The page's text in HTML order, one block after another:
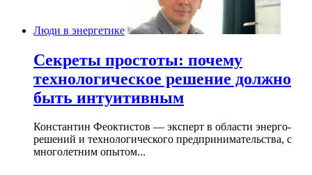
Люди в энергетике
Секреты простоты: почему
технологическое решение должно
быть интуитивным
Константин Феоктистов — эксперт в области энерго-
решений и технологического предпринимательства, с
многолетним опытом...